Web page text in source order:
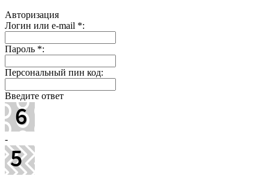
Авторизация
Логин или e-mail *:
Пароль *:
Персональный пин код:
Введите ответ
-